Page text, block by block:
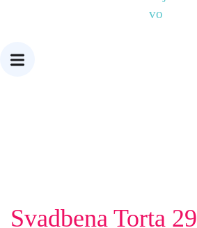
Svadbena Torta 29